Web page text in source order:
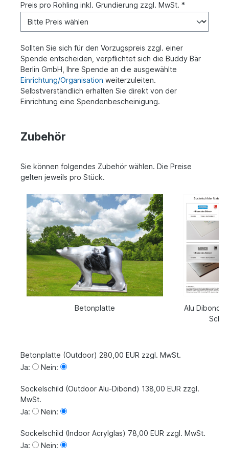
Preis pro Rohling inkl. Grundierung zzgl. MwSt. *
Sollten Sie sich für den Vorzugspreis zzgl. einer
Spende entscheiden, verpflichtet sich die Buddy Bär
Berlin GmbH, Ihre Spende an die ausgewählte
Einrichtung/Organisation weiterzuleiten.
Selbstverständlich erhalten Sie direkt von der
Einrichtung eine Spendenbescheinigung.
Zubehör
Sie können folgendes Zubehör wählen. Die Preise
gelten jeweils pro Stück.
Betonplatte
Alu Dibond
Betonplatte (Outdoor) 280,00 EUR zzgl. MwSt.
Ja:
Nein:
Sockelschild (Outdoor Alu-Dibond) 138,00 EUR zzgl.
MwSt.
Ja:
Nein:
Sockelschild (Indoor Acrylglas) 78,00 EUR zzgl. MwSt.
Ja:
Nein: